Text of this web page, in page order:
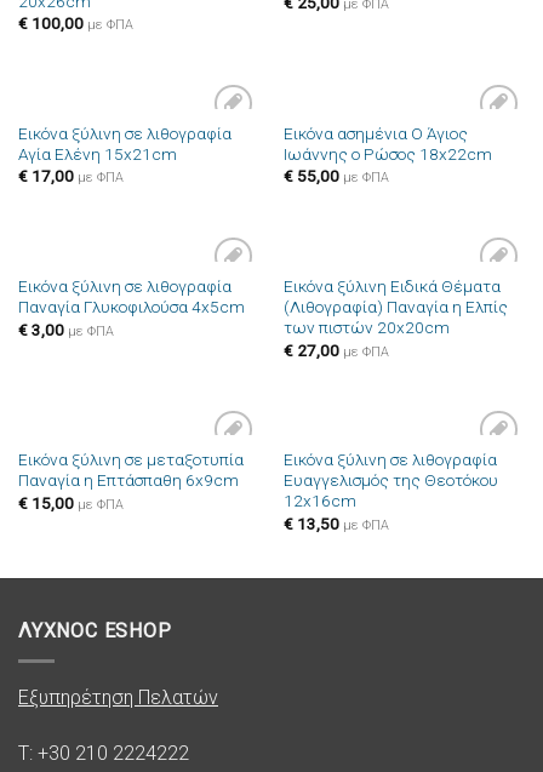
€100,00 με ΦΠΑ
με ΦΠΑ
Πρόσθήκη
Εικόνα ξύλινη σε λιθογραφία
Αγία Ελένη 15x21cm
€17,00 με ΦΠΑ
Πρόσθήκη
στην λίστα
Εικόνα ασημένια Ο Άγιος
Ιωάννης ο Ρώσος 18x22cm
€55,00 με ΦΠΑ
Πρόσθήκη
στην λίστα
Εικόνα ξύλινη σε λιθογραφία
Παναγία Γλυκοφιλούσα 4x5cm
€3,00 με ΦΠΑ
Πρόσθήκη
στην λίστα
επιθυμιών
Εικόνα ξύλινη Ειδικά Θέματα
(Λιθογραφία) Παναγία η Ελπίς
των πιστών 20x20cm
€27,00 με ΦΠΑ
Πρόσθήκη
στην λίστα
Εικόνα ξύλινη σε μεταξοτυπία
Παναγία η Επτάσπαθη 6x9cm
€15,00 με ΦΠΑ
Πρόσθήκη
στην λίστα
Εικόνα ξύλινη σε λιθογραφία
Ευαγγελισμός της Θεοτόκου
12x16cm
€13,50 με ΦΠΑ
ΛΥΧΝΟC ESHOP
Εξυπηρέτηση Πελατών
T: +30 210 2224222